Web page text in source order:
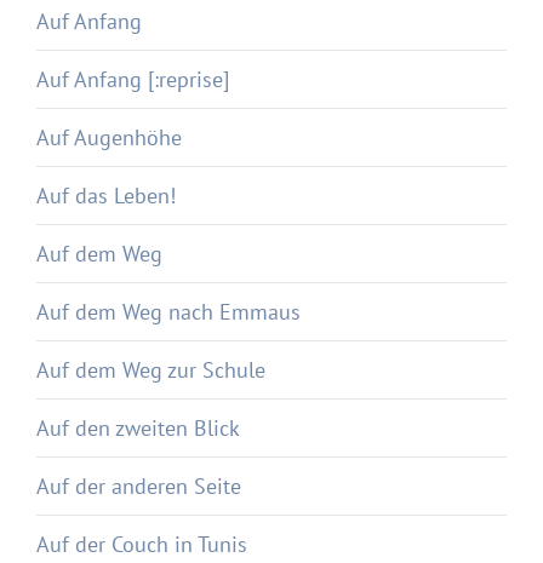
Auf Anfang
Auf Anfang [:reprise]
Auf Augenhöhe
Auf das Leben!
Auf dem Weg
Auf dem Weg nach Emmaus
Auf dem Weg zur Schule
Auf den zweiten Blick
Auf der anderen Seite
Auf der Couch in Tunis